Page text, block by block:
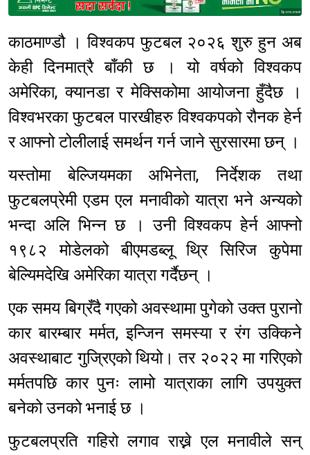
Sponsored
काठमाण्डौ । विश्वकप फुटबल २०२६ शुरु हुन अब
केही दिनमात्रै बाँकी छ । यो वर्षको विश्वकप
अमेरिका, क्यानडा र मेक्सिकोमा आयोजना हुँदैछ ।
विश्वभरका फुटबल पारखीहरु विश्वकपको रौनक हेर्न
र आफ्नो टोलीलाई समर्थन गर्न जाने सुरसारमा छन् ।
यस्तोमा बेल्जियमका अभिनेता, निर्देशक तथा
फुटबलप्रेमी एडम एल मनावीको यात्रा भने अन्यको
भन्दा अलि भिन्न छ । उनी विश्वकप हेर्न आफ्नो
१९८२ मोडेलको बीएमडब्लू थ्रि सिरिज कुपेमा
बेल्यिमदेखि अमेरिका यात्रा गर्दैछन् ।
एक समय बिग्रँदै गएको अवस्थामा पुगेको उक्त पुरानो
कार बारम्बार मर्मत, इन्जिन समस्या र रंग उक्किने
अवस्थाबाट गुज्रिएको थियो। तर २०२२ मा गरिएको
मर्मतपछि कार पुनः लामो यात्राका लागि उपयुक्त
बनेको उनको भनाई छ ।
फुटबलप्रति गहिरो लगाव राख्ने एल मनावीले सन्